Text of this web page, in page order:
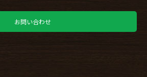
お問い合わせ